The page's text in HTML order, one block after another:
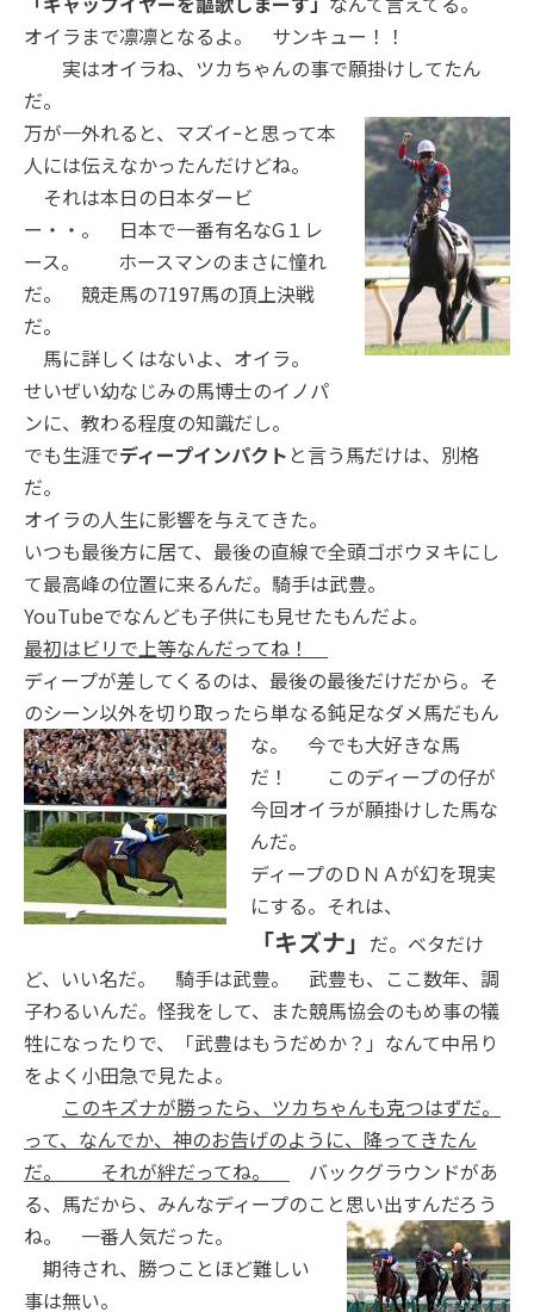
オイラまで凛凛となるよ。 サンキュー！！
実はオイラね、ツカちゃんの事で願掛けしてたん
だ。
万が一外れると、マズイｰと思って本
人には伝えなかったんだけどね。
それは本日の日本ダービ
ー・・。 日本で一番有名なG１レ
ース。 ホースマンのまさに憧れ
だ。 競走馬の7197馬の頂上決戦
だ。
馬に詳しくはないよ、オイラ。
せいぜい幼なじみの馬博士のイノパ
ンに、教わる程度の知識だし。
でも生涯でディープインパクト と言う馬だけは、別格
だ。
オイラの人生に影響を与えてきた。
いつも最後方に居て、最後の直線で全頭ゴボウヌキにし
て最高峰の位置に来るんだ。騎手は武豊。
YouTubeでなんども子供にも見せたもんだよ。
最初はビリで上等なんだってね！
ディープが差してくるのは、最後の最後だけだから。そ
のシーン以外を切り取ったら単なる鈍足なダメ馬だもん
な。 今でも大好きな馬
だ！ このディープの仔が
今回オイラが願掛けした馬な
んだ。
ディープのＤＮＡが幻を現実
にする。それは、
「キズナ」 だ。ベタだけ
ど、いい名だ。 騎手は武豊。 武豊も、ここ数年、調
子わるいんだ。怪我をして、また競馬協会のもめ事の犠
牲になったりで、「武豊はもうだめか？」なんて中吊り
をよく小田急で見たよ。
このキズナが勝ったら、ツカちゃんも克つはずだ。
って、なんでか、神のお告げのように、降ってきたん
だ。 それが絆だってね。
バックグラウンドがあ
る、馬だから、みんなディープのこと思い出すんだろう
ね。 一番人気だった。
期待され、勝つことほど難しい
事は無い。